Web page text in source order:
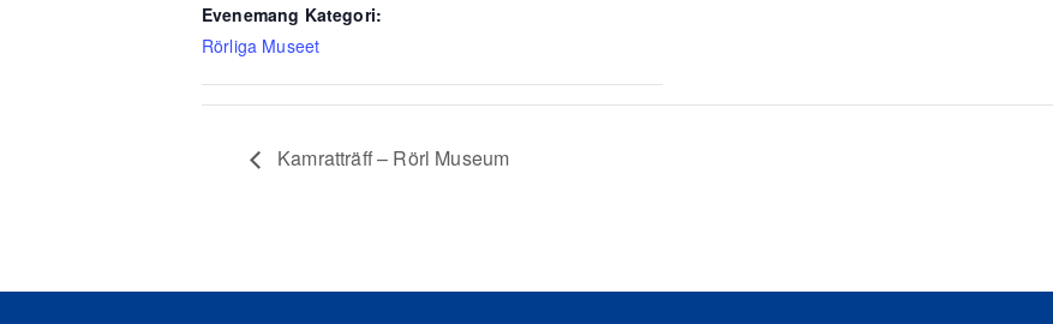
Evenemang Kategori:
Rörliga Museet
Kamratträff – Rörl Museum